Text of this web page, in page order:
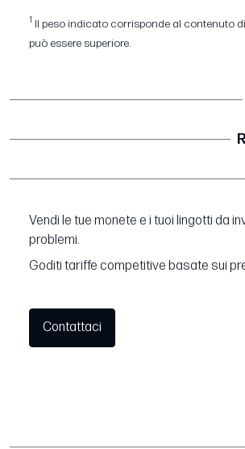
1 Il peso indicato corrisponde al contenuto
può essere superiore.
Vendi le tue monete e i tuoi lingotti da
problemi.
Goditi tariffe competitive basate sui
Contattaci